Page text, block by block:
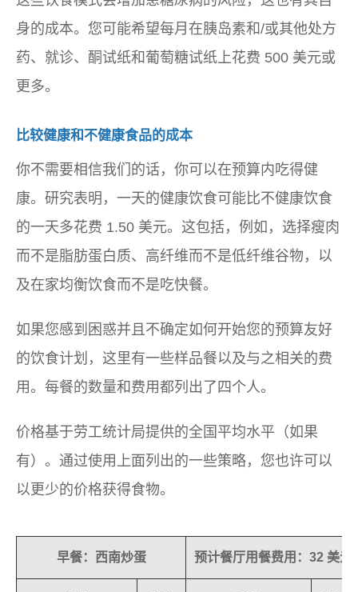
身的成本。您可能希望每月在胰岛素和/或其他处方
药、就诊、酮试纸和葡萄糖试纸上花费 500 美元或
更多。
比较健康和不健康食品的成本
你不需要相信我们的话，你可以在预算内吃得健
康。研究表明，一天的健康饮食可能比不健康饮食
的一天多花费 1.50 美元。这包括，例如，选择瘦肉
而不是脂肪蛋白质、高纤维而不是低纤维谷物，以
及在家均衡饮食而不是吃快餐。
如果您感到困惑并且不确定如何开始您的预算友好
的饮食计划，这里有一些样品餐以及与之相关的费
用。每餐的数量和费用都列出了四个人。
价格基于劳工统计局提供的全国平均水平（如果
有）。通过使用上面列出的一些策略，您也许可以
以更少的价格获得食物。
早餐：西南炒蛋 预计餐厅用餐费用：32 美元